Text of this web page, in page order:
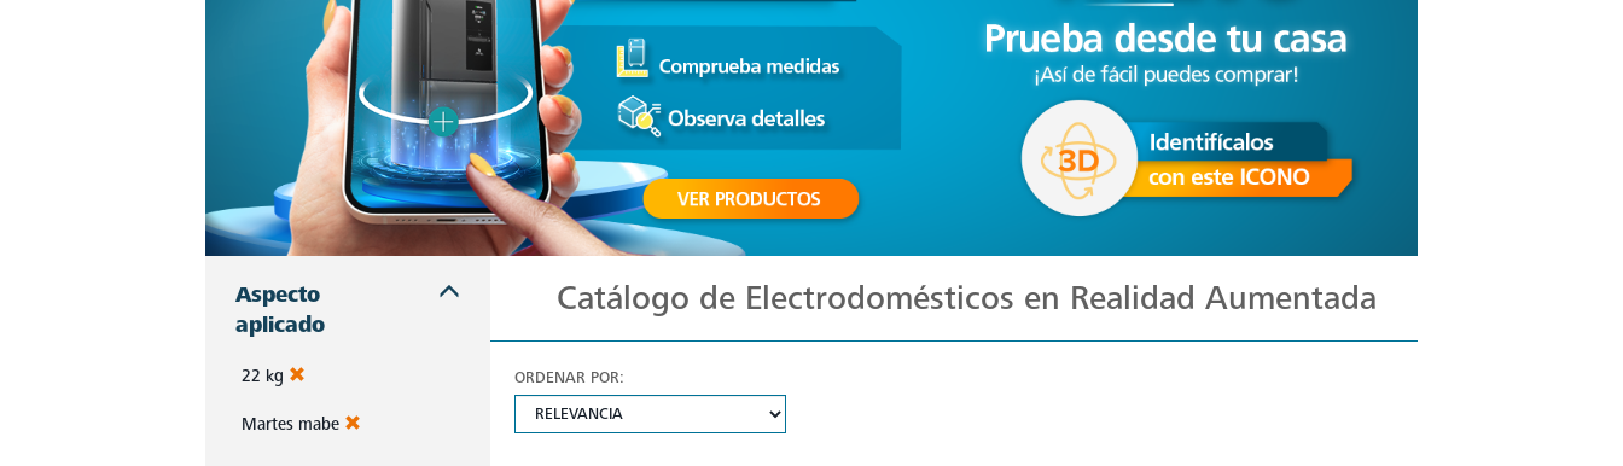
Aspecto
aplicado
22 kg
Martes mabe
Catálogo de Electrodomésticos en Realidad Aumentada
ORDENAR POR: